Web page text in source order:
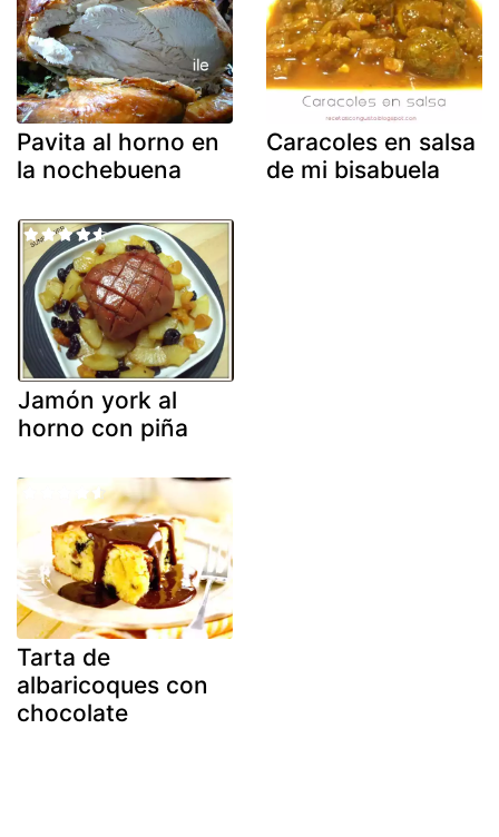
Pavita al horno en
la nochebuena
Caracoles en salsa
de mi bisabuela
Jamón york al
horno con piña
Tarta de
albaricoques con
chocolate